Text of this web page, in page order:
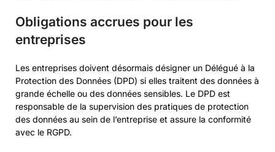
Obligations accrues pour les
entreprises
Les entreprises doivent désormais désigner un Délégué à la
Protection des Données (DPD) si elles traitent des données à
grande échelle ou des données sensibles. Le DPD est
responsable de la supervision des pratiques de protection
des données au sein de l’entreprise et assure la conformité
avec le RGPD.